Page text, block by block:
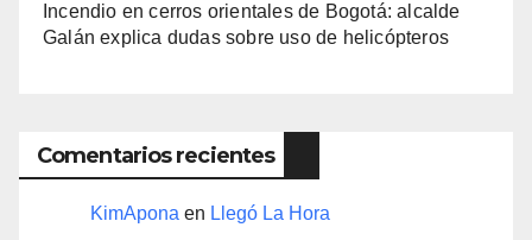
Incendio en cerros orientales de Bogotá: alcalde
Galán explica dudas sobre uso de helicópteros
Comentarios recientes
KimApona en Llegó La Hora